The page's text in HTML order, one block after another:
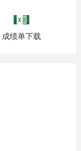
成绩单下载